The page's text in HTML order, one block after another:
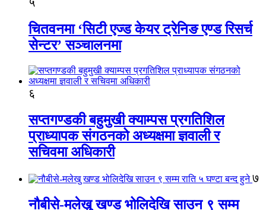
चितवनमा ‘सिटी एज्ड केयर ट्रेनिङ एण्ड रिसर्च
सेन्टर’ सञ्चालनमा
६
सप्तगण्डकी बहुमुखी क्याम्पस प्रगतिशिल
प्राध्यापक संगठनको अध्यक्षमा ज्ञवाली र
सचिवमा अधिकारी
७
नौबीसे-मलेखु खण्ड भोलिदेखि साउन ९ सम्म